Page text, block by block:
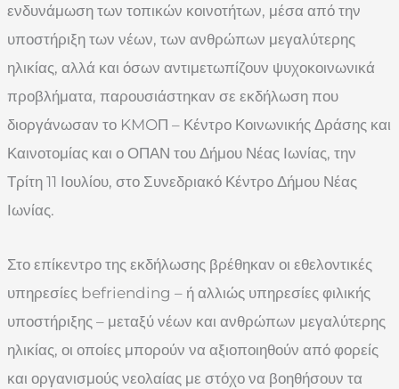
ενδυνάμωση των τοπικών κοινοτήτων, μέσα από την
υποστήριξη των νέων, των ανθρώπων μεγαλύτερης
ηλικίας, αλλά και όσων αντιμετωπίζουν ψυχοκοινωνικά
προβλήματα, παρουσιάστηκαν σε εκδήλωση που
διοργάνωσαν το KMOΠ – Κέντρο Κοινωνικής Δράσης και
Καινοτομίας και ο ΟΠΑΝ του Δήμου Νέας Ιωνίας, την
Τρίτη 11 Ιουλίου, στο Συνεδριακό Κέντρο Δήμου Νέας
Ιωνίας.
Στο επίκεντρο της εκδήλωσης βρέθηκαν οι εθελοντικές
υπηρεσίες befriending – ή αλλιώς υπηρεσίες φιλικής
υποστήριξης – μεταξύ νέων και ανθρώπων μεγαλύτερης
ηλικίας, οι οποίες μπορούν να αξιοποιηθούν από φορείς
και οργανισμούς νεολαίας με στόχο να βοηθήσουν τα